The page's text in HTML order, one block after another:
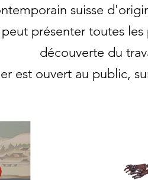
suisse
présenter toutes
découverte du
est ouvert au public,